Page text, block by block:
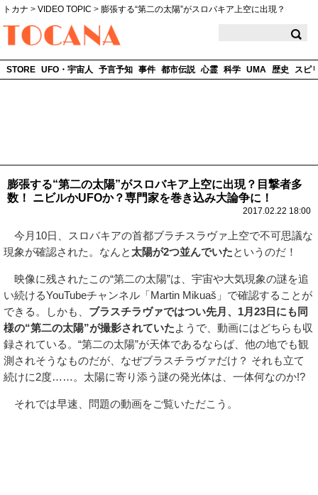
トカナ > VIDEO TOPIC > 膨張する“第二の太陽”がスロバキア上空に出現？
STORE UFO・宇宙人 予言予知 事件 都市伝説 心霊 科学 UMA 歴史 スピ
膨張する“第二の太陽”がスロバキア上空に出現？目撃者多
数！ ニビルかUFOか？専門家を巻き込み大論争に！
2017.02.22 18:00
今月10日、スロバキアの首都ブラチスラヴァ上空で不可思議な
現象が確認された。なんと 太陽が2つ並んでいたというのだ！
映像に残されたこの“第二の太陽”は、宇宙や大気現象の謎を追
い続けるYouTubeチャンネル「Martin Mikuaš」で確認することが
できる。しかも、 ブラスチラヴァではつい先月、1月23日にも同
様の“第二の太陽”が撮影されていたようで、動画にはどちらも収
録されている。“第二の太陽”が天体であるならば、他の地でも観
測されそうなものだが、なぜブラスチラヴァだけ？ それも立て
続けに2度……。太陽に寄り添う謎の発光体は、一体何なのか!?
それでは早速、問題の動画をご覧いただこう。